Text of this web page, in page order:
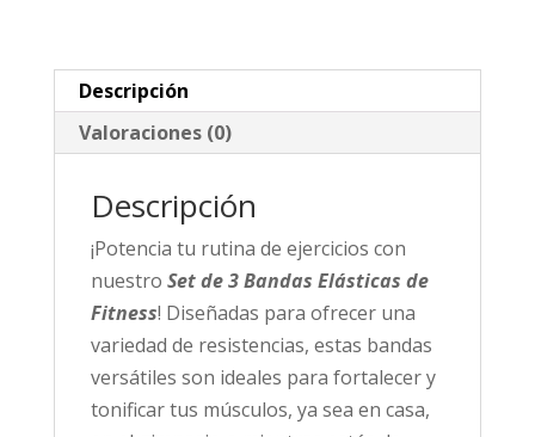
cantidad
Descripción
Valoraciones (0)
Descripción
¡Potencia tu rutina de ejercicios con
nuestro Set de 3 Bandas Elásticas de
Fitness! Diseñadas para ofrecer una
variedad de resistencias, estas bandas
versátiles son ideales para fortalecer y
tonificar tus músculos, ya sea en casa,